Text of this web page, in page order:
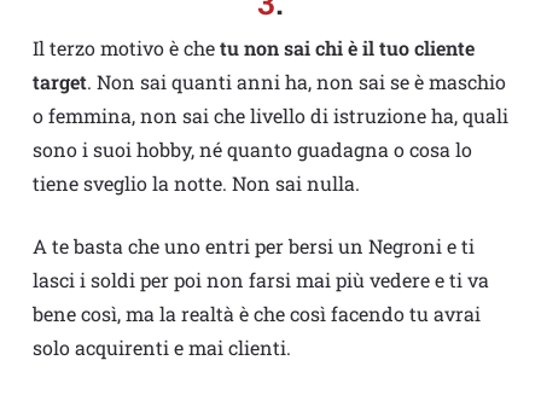
Il terzo motivo è chetu non sai chi è il tuo cliente
target. Non sai quanti anni ha, non sai se è maschio
o femmina, non sai che livello di istruzione ha, quali
sono i suoi hobby, né quanto guadagna o cosa lo
tiene sveglio la notte. Non sai nulla.
A te basta che uno entri per bersi un Negroni e ti
lasci i soldi per poi non farsi mai più vedere e ti va
bene così, ma la realtà è che così facendo tu avrai
solo acquirenti e mai clienti.